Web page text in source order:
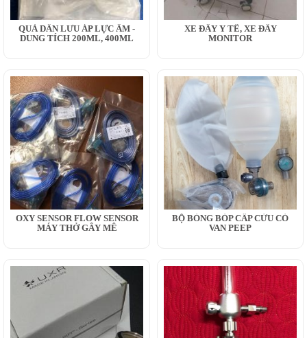
QUẢ DẪN LƯU ÁP LỰC ÂM -
DUNG TÍCH 200ML, 400ML
XE ĐẨY Y TẾ, XE ĐẨY
MONITOR
OXY SENSOR FLOW SENSOR
MÁY THỞ GÂY MÊ
BỘ BÓNG BÓP CẤP CỨU CÓ
VAN PEEP